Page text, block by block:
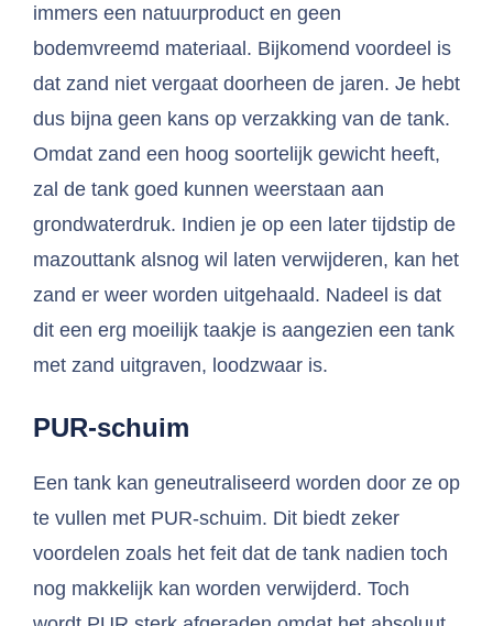
immers een natuurproduct en geen
bodemvreemd materiaal. Bijkomend voordeel is
dat zand niet vergaat doorheen de jaren. Je hebt
dus bijna geen kans op verzakking van de tank.
Omdat zand een hoog soortelijk gewicht heeft,
zal de tank goed kunnen weerstaan aan
grondwaterdruk. Indien je op een later tijdstip de
mazouttank alsnog wil laten verwijderen, kan het
zand er weer worden uitgehaald. Nadeel is dat
dit een erg moeilijk taakje is aangezien een tank
met zand uitgraven, loodzwaar is.
PUR-schuim
Een tank kan geneutraliseerd worden door ze op
te vullen met PUR-schuim. Dit biedt zeker
voordelen zoals het feit dat de tank nadien toch
nog makkelijk kan worden verwijderd. Toch